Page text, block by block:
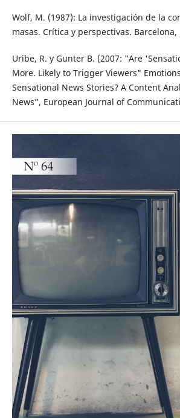
Wolf, M. (1987): La investigación de la
masas. Crítica y perspectivas. Barcelona,
Uribe, R. y Gunter B. (2007: "Are
More. Likely to Trigger Viewers"
Sensational News Stories? A Content
News”, European Journal of